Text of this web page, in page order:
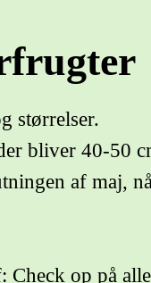
størrelser.
bliver 40-50
af maj,
op på